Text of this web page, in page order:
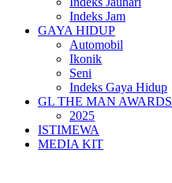
Indeks Jam
GAYA HIDUP
Automobil
Ikonik
Seni
Indeks Gaya Hidup
GL THE MAN AWARDS
2025
ISTIMEWA
MEDIA KIT